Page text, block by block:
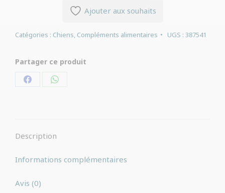
Ajouter aux souhaits
Catégories : Chiens, Compléments alimentaires UGS : 387541
Partager ce produit
PartagerPartager
Description
Informations complémentaires
Avis (0)